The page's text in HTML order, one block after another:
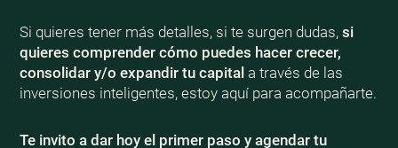
Si quieres tener más detalles, si te surgen dudas, si
quieres comprender cómo puedes hacer crecer,
consolidar y/o expandir tu capital a través de las
inversiones inteligentes, estoy aquí para acompañarte.
Te invito a dar hoy el primer paso y agendar tu